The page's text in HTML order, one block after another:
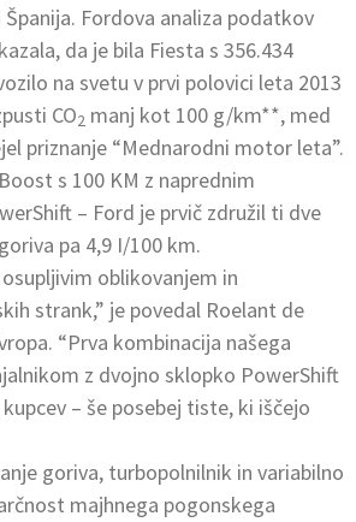
Fordova analiza podatkov
da je bila Fiesta s 356.434
na svetu v prvi polovici leta 2013
CO2 manj kot 100 g/km**, med
priznanje “Mednarodni motor leta”.
s 100 KM z naprednim
– Ford je prvič združil ti dve
pa 4,9 I/100 km.
oblikovanjem in
strank,” je povedal Roelant de
“Prva kombinacija našega
z dvojno sklopko PowerShift
– še posebej tiste, ki iščejo
goriva, turbopolnilnik in variabilno
majhnega pogonskega